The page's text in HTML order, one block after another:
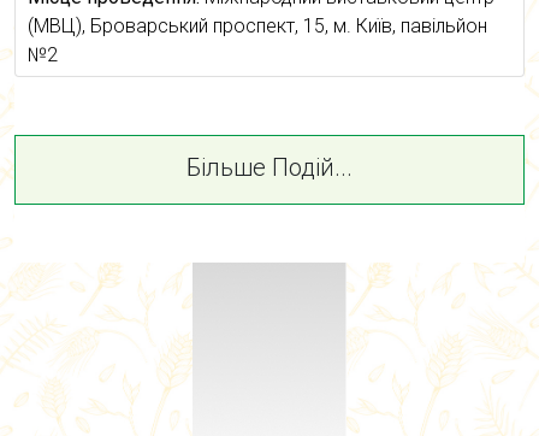
(МВЦ), Броварський проспект, 15, м. Київ, павільйон
№2
Більше Подій...